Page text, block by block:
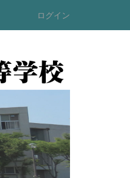
ログイン